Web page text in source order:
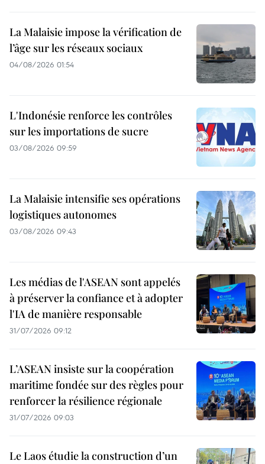
La Malaisie impose la vérification de
l’âge sur les réseaux sociaux
04/08/2026 01:54
L'Indonésie renforce les contrôles
sur les importations de sucre
03/08/2026 09:59
La Malaisie intensifie ses opérations
logistiques autonomes
03/08/2026 09:43
Les médias de l'ASEAN sont appelés
à préserver la confiance et à adopter
l'IA de manière responsable
31/07/2026 09:12
L’ASEAN insiste sur la coopération
maritime fondée sur des règles pour
renforcer la résilience régionale
31/07/2026 09:03
Le Laos étudie la construction d’un